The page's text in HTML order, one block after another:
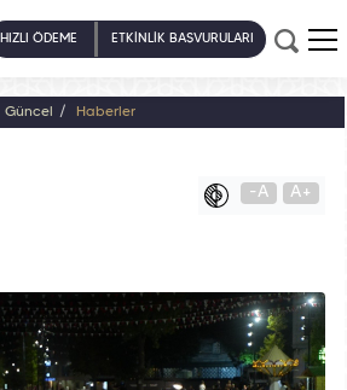
HIZLI ÖDEME ETKİNLİK BAŞVURULARI
Güncel Haberler
-A A+